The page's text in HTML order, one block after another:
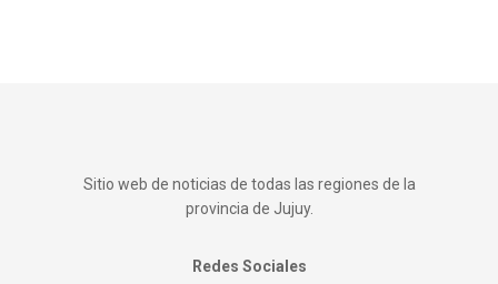
Sitio web de noticias de todas las regiones de la
provincia de Jujuy.
Redes Sociales